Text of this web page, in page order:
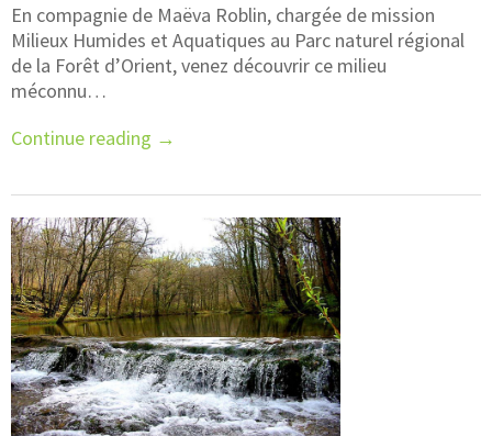
En compagnie de Maëva Roblin, chargée de mission
Milieux Humides et Aquatiques au Parc naturel régional
de la Forêt d’Orient, venez découvrir ce milieu
méconnu…
Continue reading →